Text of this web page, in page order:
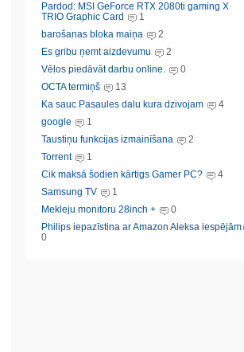
Pardod: MSI GeForce RTX 2080ti gaming X
TRIO Graphic Card
1
barošanas bloka maiņa
2
Es gribu ņemt aizdevumu
2
Vēlos piedāvāt darbu online.
0
OCTA termiņš
13
Ka sauc Pasaules dalu kura dzivojam
4
google
1
Taustiņu funkcijas izmainīšana
2
Torrent
1
Cik maksā šodien kārtigs Gamer PC?
4
Samsung TV
1
Mekleju monitoru 28inch +
0
Philips iepazīstina ar Amazon Aleksa iespējām
0